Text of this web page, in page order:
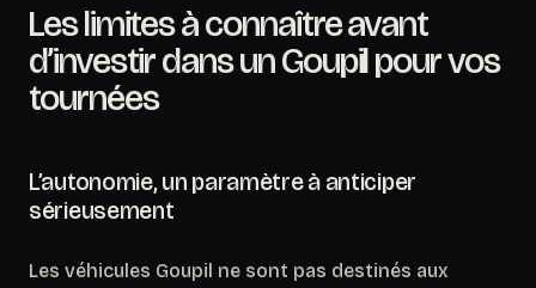
Les limites à connaître avant
d’investir dans un Goupil pour vos
tournées
L’autonomie, un paramètre à anticiper
sérieusement
Les véhicules Goupil ne sont pas destinés aux